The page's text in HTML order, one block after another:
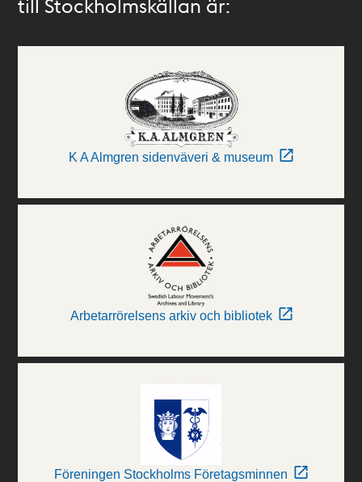
till Stockholmskällan är:
K A Almgren sidenväveri & museum
Arbetarrörelsens arkiv och bibliotek
Föreningen Stockholms Företagsminnen